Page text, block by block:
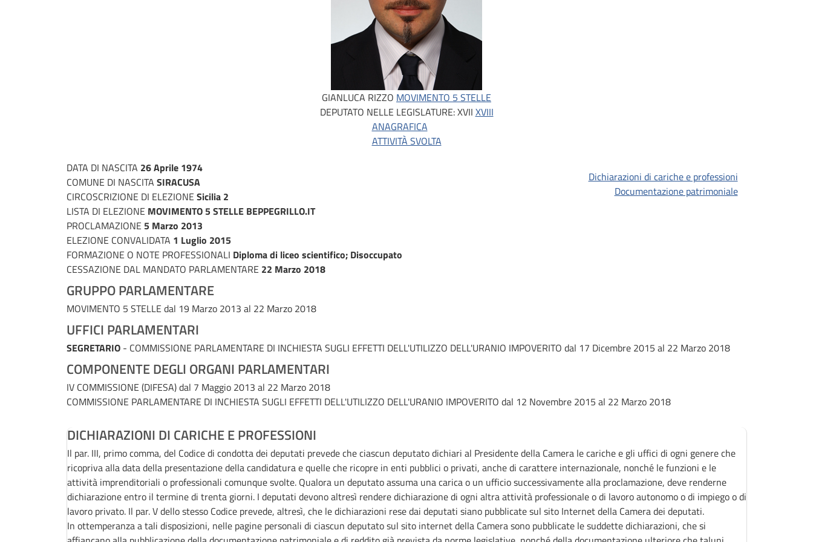
GIANLUCA RIZZO MOVIMENTO 5 STELLE
DEPUTATO NELLE LEGISLATURE:XVII XVIII
ANAGRAFICA
ATTIVITÀ SVOLTA
DATA DI NASCITA 26 Aprile 1974
COMUNE DI NASCITA SIRACUSA
CIRCOSCRIZIONE DI ELEZIONE Sicilia 2
LISTA DI ELEZIONE MOVIMENTO 5 STELLE BEPPEGRILLO.IT
PROCLAMAZIONE 5 Marzo 2013
ELEZIONE CONVALIDATA 1 Luglio 2015
FORMAZIONE O NOTE PROFESSIONALI Diploma di liceo scientifico; Disoccupato
CESSAZIONE DAL MANDATO PARLAMENTARE 22 Marzo 2018
Dichiarazioni di cariche e professioni
Documentazione patrimoniale
GRUPPO PARLAMENTARE
MOVIMENTO 5 STELLE dal 19 Marzo 2013 al 22 Marzo 2018
UFFICI PARLAMENTARI
SEGRETARIO- COMMISSIONE PARLAMENTARE DI INCHIESTA SUGLI EFFETTI DELL'UTILIZZO DELL'URANIO IMPOVERITO dal 17 Dicembre 2015 al 22 Marzo 2018
COMPONENTE DEGLI ORGANI PARLAMENTARI
IV COMMISSIONE (DIFESA)dal 7 Maggio 2013 al 22 Marzo 2018
COMMISSIONE PARLAMENTARE DI INCHIESTA SUGLI EFFETTI DELL'UTILIZZO DELL'URANIO IMPOVERITO dal 12 Novembre 2015 al 22 Marzo 2018
DICHIARAZIONI DI CARICHE E PROFESSIONI
Il par. III, primo comma, del Codice di condotta dei deputati prevede che ciascun deputato dichiari al Presidente della Camera le cariche e gli uffici di ogni genere che
ricopriva alla data della presentazione della candidatura e quelle che ricopre in enti pubblici o privati, anche di carattere internazionale, nonché le funzioni e le
attività imprenditoriali o professionali comunque svolte. Qualora un deputato assuma una carica o un ufficio successivamente alla proclamazione, deve renderne
dichiarazione entro il termine di trenta giorni. I deputati devono altresì rendere dichiarazione di ogni altra attività professionale o di lavoro autonomo o di impiego o di
lavoro privato. Il par. V dello stesso Codice prevede, altresì, che le dichiarazioni rese dai deputati siano pubblicate sul sito Internet della Camera dei deputati.
In ottemperanza a tali disposizioni, nelle pagine personali di ciascun deputato sul sito internet della Camera sono pubblicate le suddette dichiarazioni, che si